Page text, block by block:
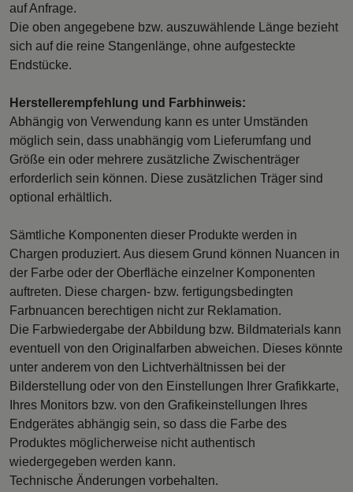
auf Anfrage.
Die oben angegebene bzw. auszuwählende Länge bezieht
sich auf die reine Stangenlänge, ohne aufgesteckte
Endstücke.
Herstellerempfehlung und Farbhinweis:
Abhängig von Verwendung kann es unter Umständen
möglich sein, dass unabhängig vom Lieferumfang und
Größe ein oder mehrere zusätzliche Zwischenträger
erforderlich sein können. Diese zusätzlichen Träger sind
optional erhältlich.
Sämtliche Komponenten dieser Produkte werden in
Chargen produziert. Aus diesem Grund können Nuancen in
der Farbe oder der Oberfläche einzelner Komponenten
auftreten. Diese chargen- bzw. fertigungsbedingten
Farbnuancen berechtigen nicht zur Reklamation.
Die Farbwiedergabe der Abbildung bzw. Bildmaterials kann
eventuell von den Originalfarben abweichen. Dieses könnte
unter anderem von den Lichtverhältnissen bei der
Bilderstellung oder von den Einstellungen Ihrer Grafikkarte,
Ihres Monitors bzw. von den Grafikeinstellungen Ihres
Endgerätes abhängig sein, so dass die Farbe des
Produktes möglicherweise nicht authentisch
wiedergegeben werden kann.
Technische Änderungen vorbehalten.